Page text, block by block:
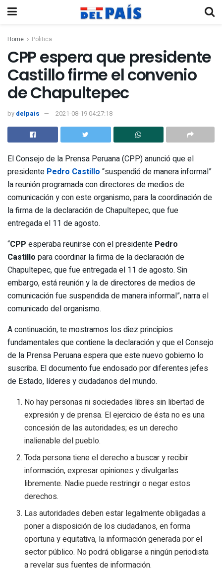
Home Politica
CPP espera que presidente
Castillo firme el convenio
de Chapultepec
by delpais 2021-08-19 04:27:18
El Consejo de la Prensa Peruana (CPP) anunció que el
presidente Pedro Castillo “suspendió de manera informal”
la reunión programada con directores de medios de
comunicación y con este organismo, para la coordinación de
la firma de la declaración de Chapultepec, que fue
entregada el 11 de agosto.
“CPP esperaba reunirse con el presidente Pedro
Castillo para coordinar la firma de la declaración de
Chapultepec, que fue entregada el 11 de agosto. Sin
embargo, está reunión y la de directores de medios de
comunicación fue suspendida de manera informal”, narra el
comunicado del organismo.
A continuación, te mostramos los diez principios
fundamentales que contiene la declaración y que el Consejo
de la Prensa Peruana espera que este nuevo gobierno lo
suscriba. El documento fue endosado por diferentes jefes
de Estado, líderes y ciudadanos del mundo.
No hay personas ni sociedades libres sin libertad de
expresión y de prensa. El ejercicio de ésta no es una
concesión de las autoridades; es un derecho
inalienable del pueblo.
Toda persona tiene el derecho a buscar y recibir
información, expresar opiniones y divulgarlas
libremente. Nadie puede restringir o negar estos
derechos.
Las autoridades deben estar legalmente obligadas a
poner a disposición de los ciudadanos, en forma
oportuna y equitativa, la información generada por el
sector público. No podrá obligarse a ningún periodista
a revelar sus fuentes de información.